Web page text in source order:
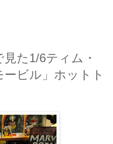
た1/6ティム・
ビル」ホットト